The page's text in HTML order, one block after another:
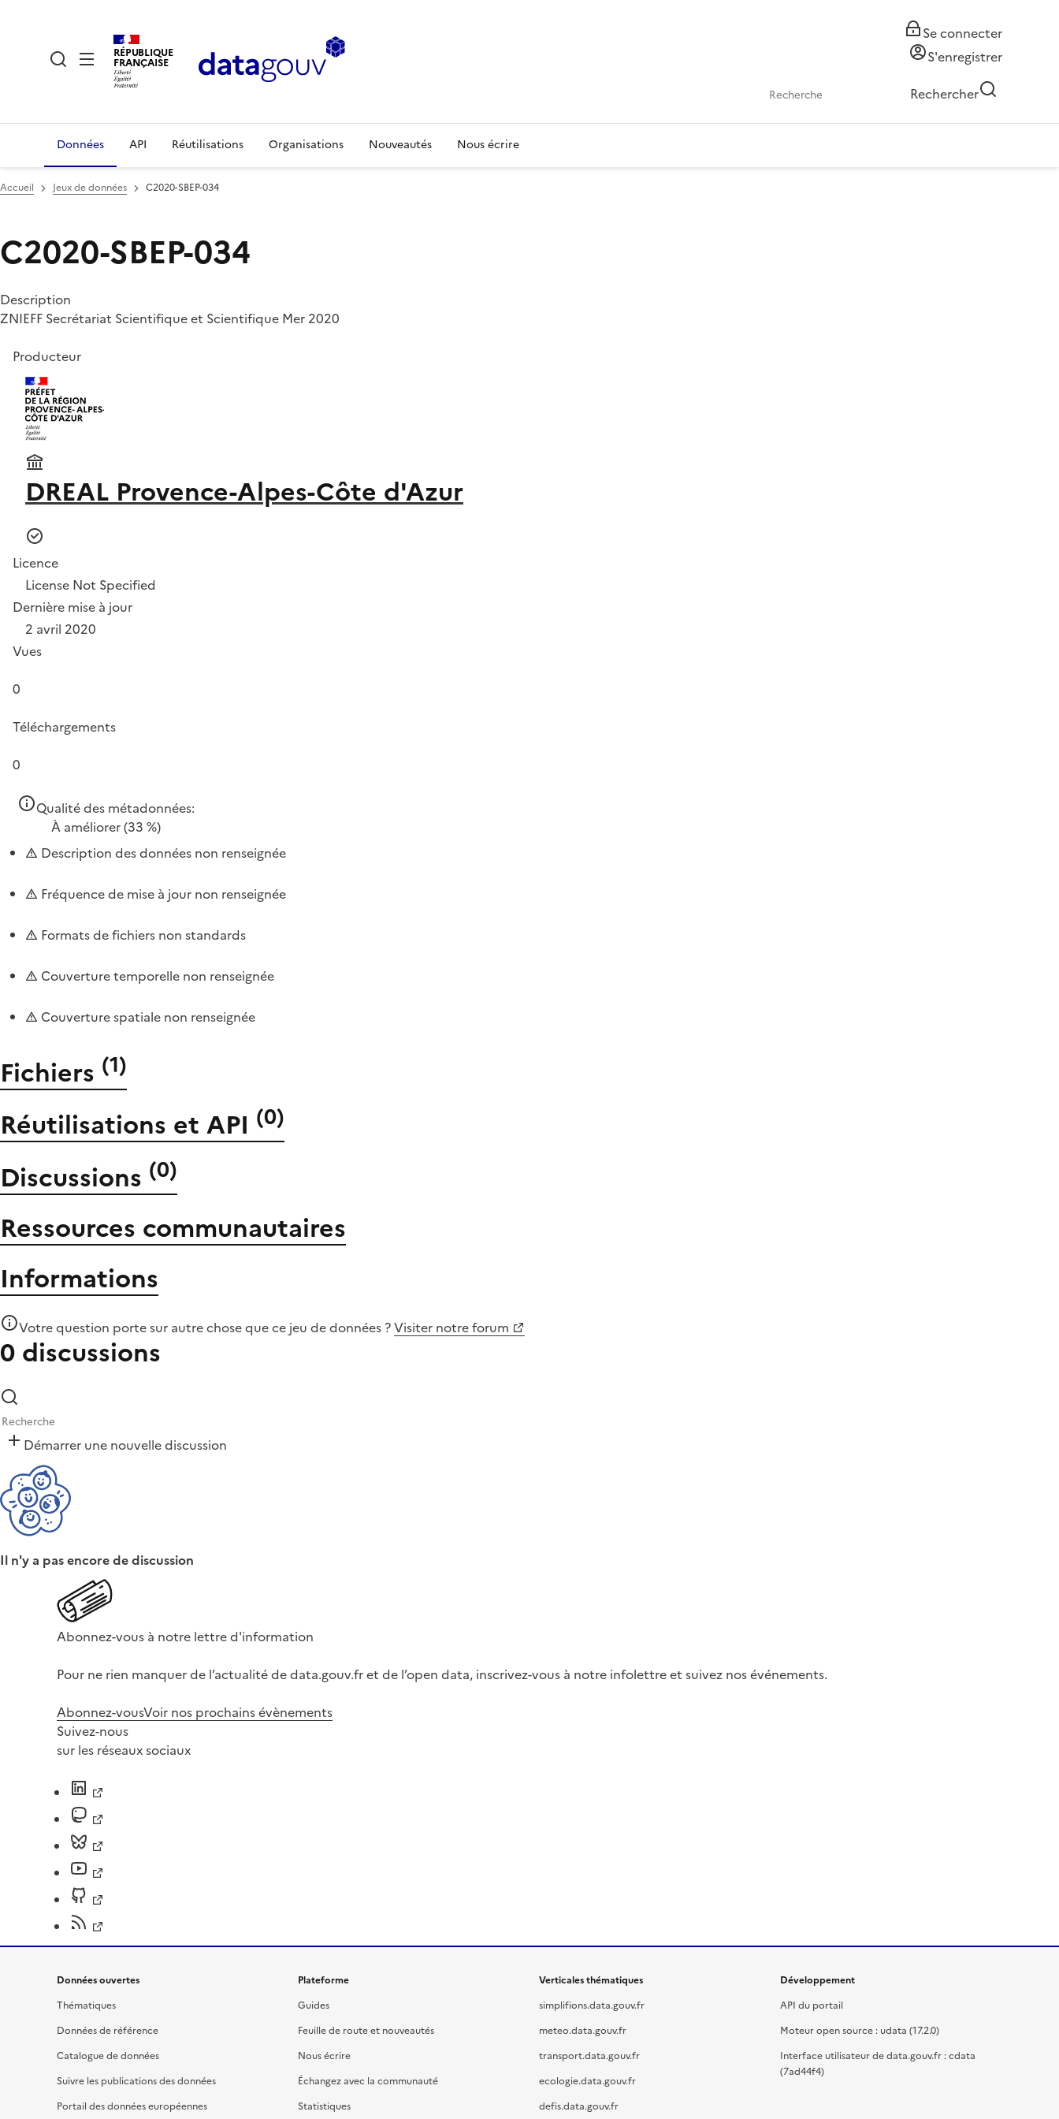
RÉPUBLIQUE
FRANÇAISE
Se connecter
S'enregistrer
Rechercher
Données API Réutilisations Organisations Nouveautés Nous écrire
Accueil Jeux de données C2020-SBEP-034
C2020-SBEP-034
Description
ZNIEFF Secrétariat Scientifique et Scientifique Mer 2020
Producteur
DREAL Provence-Alpes-Côte d'Azur
Licence
License Not Specified
Dernière mise à jour
2 avril 2020
Vues
0
Téléchargements
0
Qualité des métadonnées:
À améliorer(33 %)
Description des données non renseignée
Fréquence de mise à jour non renseignée
Formats de fichiers non standards
Couverture temporelle non renseignée
Couverture spatiale non renseignée
Fichiers (1)
Réutilisations et API (0)
Discussions (0)
Ressources communautaires
Informations
Votre question porte sur autre chose quece jeu de données ?Visiter notre forum
0 discussions
Démarrer une nouvelle discussion
Il n'y a pas encore de discussion
Abonnez-vous à notre lettre d'information
Pour ne rien manquer de l’actualité de data.gouv.fr et de l’open data, inscrivez-vous à notre infolettre et suivez nos événements.
Abonnez-vousVoir nos prochains évènements
Suivez-nous
sur les réseaux sociaux
Données ouvertes
Thématiques
Données de référence
Catalogue de données
Suivre les publications des données
Portail des données européennes
Plateforme
Guides
Feuille de route et nouveautés
Nous écrire
Échangez avec la communauté
Statistiques
Verticales thématiques
simplifions.data.gouv.fr
meteo.data.gouv.fr
transport.data.gouv.fr
ecologie.data.gouv.fr
defis.data.gouv.fr
Développement
API du portail
Moteur open source : udata (17.2.0)
Interface utilisateur de data.gouv.fr : cdata
(7ad44f4)